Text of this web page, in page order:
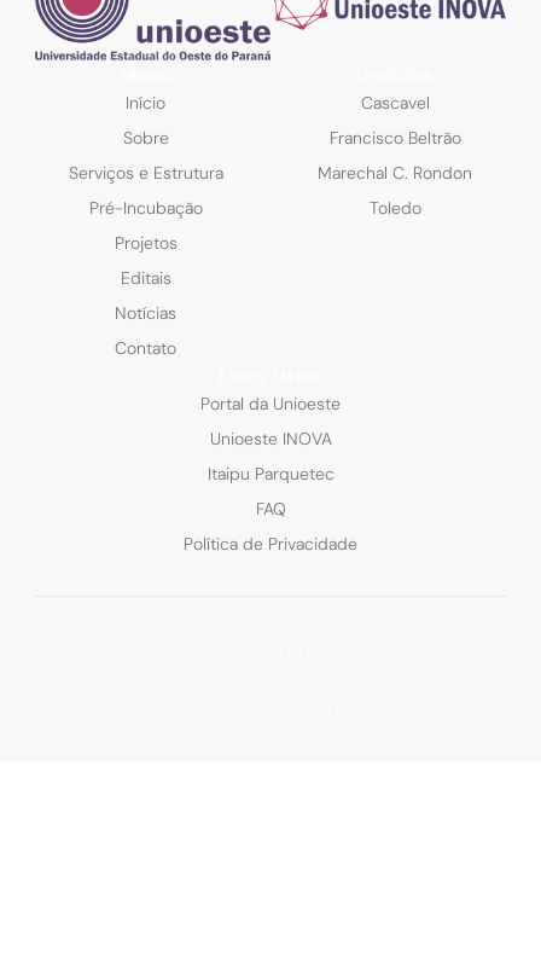
Início
Sobre
Serviços e Estrutura
Pré-Incubação
Projetos
Editais
Notícias
Contato
Cascavel
Francisco Beltrão
Marechal C. Rondon
Toledo
Portal da Unioeste
Unioeste INOVA
Itaipu Parquetec
FAQ
Política de Privacidade